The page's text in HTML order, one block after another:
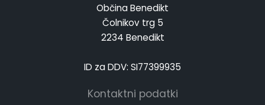
Občina Benedikt
Čolnikov trg 5
2234 Benedikt
ID za DDV: SI77399935
Kontaktni podatki